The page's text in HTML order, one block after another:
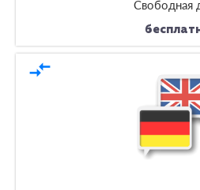
Свободная
compare_arrows